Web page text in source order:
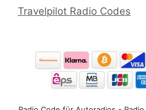
Travelpilot Radio Codes